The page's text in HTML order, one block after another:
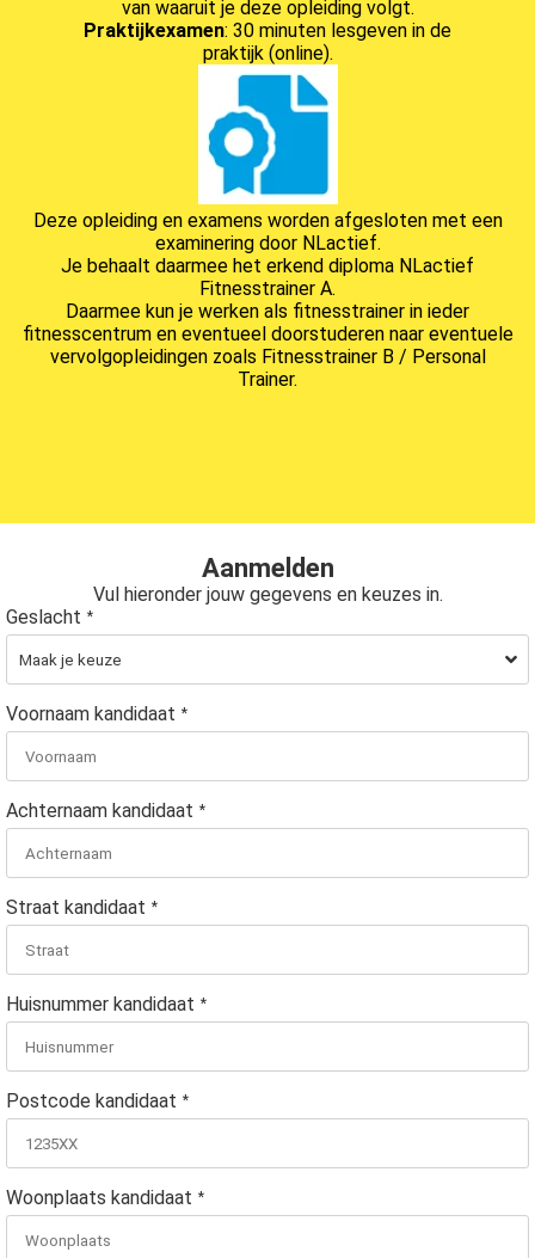
van waaruit je deze opleiding volgt.
Praktijkexamen: 30 minuten lesgeven in de
praktijk (online).
Deze opleiding en examens worden afgesloten met een
examinering door NLactief.
Je behaalt daarmee het erkend diploma NLactief
Fitnesstrainer A.
Daarmee kun je werken als fitnesstrainer in ieder
fitnesscentrum en eventueel doorstuderen naar eventuele
vervolgopleidingen zoals Fitnesstrainer B / Personal
Trainer.
Aanmelden
Vul hieronder jouw gegevens en keuzes in.
Geslacht *
Voornaam kandidaat *
Achternaam kandidaat *
Straat kandidaat *
Huisnummer kandidaat *
Postcode kandidaat *
Woonplaats kandidaat *